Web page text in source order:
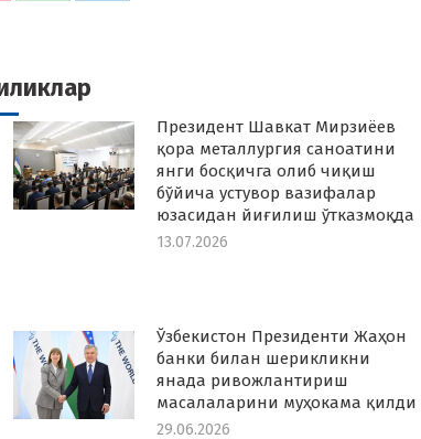
Президент Шавкат Мирзиёев
қора металлургия саноатини
янги босқичга олиб чиқиш
бўйича устувор вазифалар
юзасидан йиғилиш ўтказмоқда
13.07.2026
Ўзбекистон Президенти Жаҳон
банки билан шерикликни
янада ривожлантириш
масалаларини муҳокама қилди
29.06.2026